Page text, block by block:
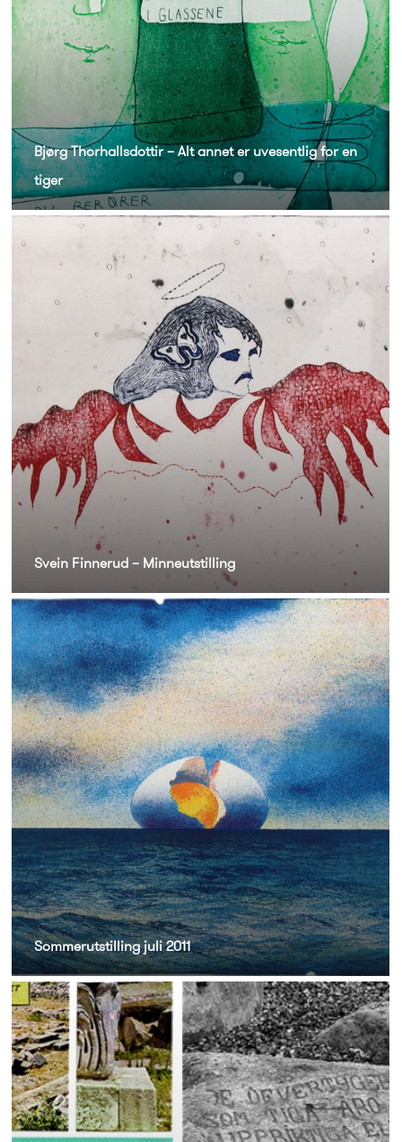
Bjørg Thorhallsdottir – Alt annet er uvesentlig for en
tiger
Svein Finnerud – Minneutstilling
Sommerutstilling juli 2011